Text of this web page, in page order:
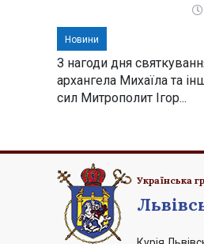
Новини
З нагоди дня
архангела Михаїла та
сил Митрополит Ігор...
Українська